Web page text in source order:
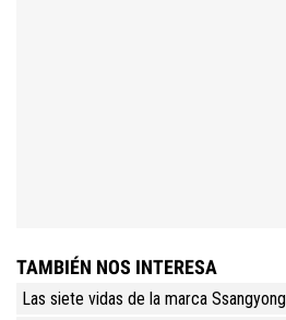
TAMBIÉN NOS INTERESA
Las siete vidas de la marca Ssangyong